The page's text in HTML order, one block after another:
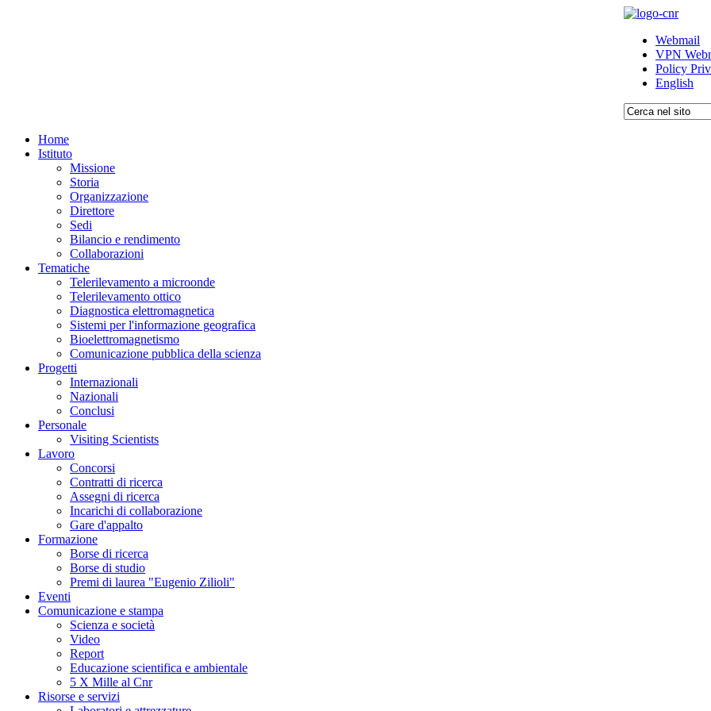
Webmail
VPN
Policy
English
Home
Istituto
Missione
Storia
Organizzazione
Direttore
Sedi
Bilancio e rendimento
Collaborazioni
Tematiche
Telerilevamento a microonde
Telerilevamento ottico
Diagnostica elettromagnetica
Sistemi per l'informazione geografica
Bioelettromagnetismo
Comunicazione pubblica della scienza
Progetti
Internazionali
Nazionali
Conclusi
Personale
Visiting Scientists
Lavoro
Concorsi
Contratti di ricerca
Assegni di ricerca
Incarichi di collaborazione
Gare d'appalto
Formazione
Borse di ricerca
Borse di studio
Premi di laurea "Eugenio Zilioli"
Eventi
Comunicazione e stampa
Scienza e società
Video
Report
Educazione scientifica e ambientale
5 X Mille al Cnr
Risorse e servizi